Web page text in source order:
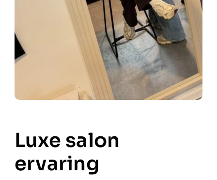
Luxe salon
ervaring